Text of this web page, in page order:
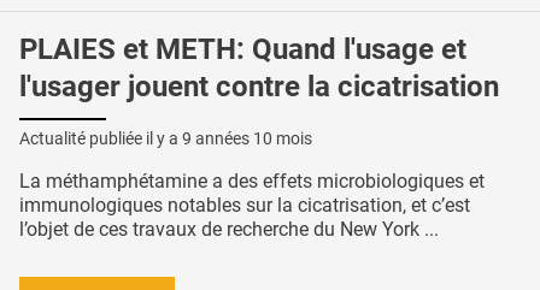
PLAIES et METH: Quand l'usage et
l'usager jouent contre la cicatrisation
Actualité publiée il y a 9 années 10 mois
La méthamphétamine a des effets microbiologiques et
immunologiques notables sur la cicatrisation, et c’est
l’objet de ces travaux de recherche du New York ...